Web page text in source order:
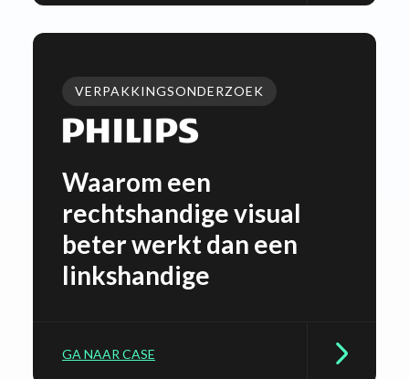
VERPAKKINGSONDERZOEK
Waarom een
rechtshandige visual
beter werkt dan een
linkshandige
GA NAAR CASE